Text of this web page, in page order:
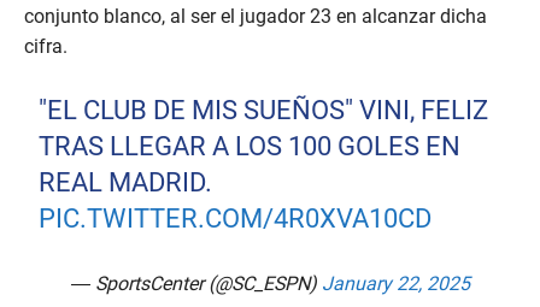
conjunto blanco, al ser el jugador 23 en alcanzar dicha
cifra.
"EL CLUB DE MIS SUEÑOS" VINI, FELIZ
TRAS LLEGAR A LOS 100 GOLES EN
REAL MADRID.
PIC.TWITTER.COM/4R0XVA10CD
— SportsCenter (@SC_ESPN) January 22, 2025